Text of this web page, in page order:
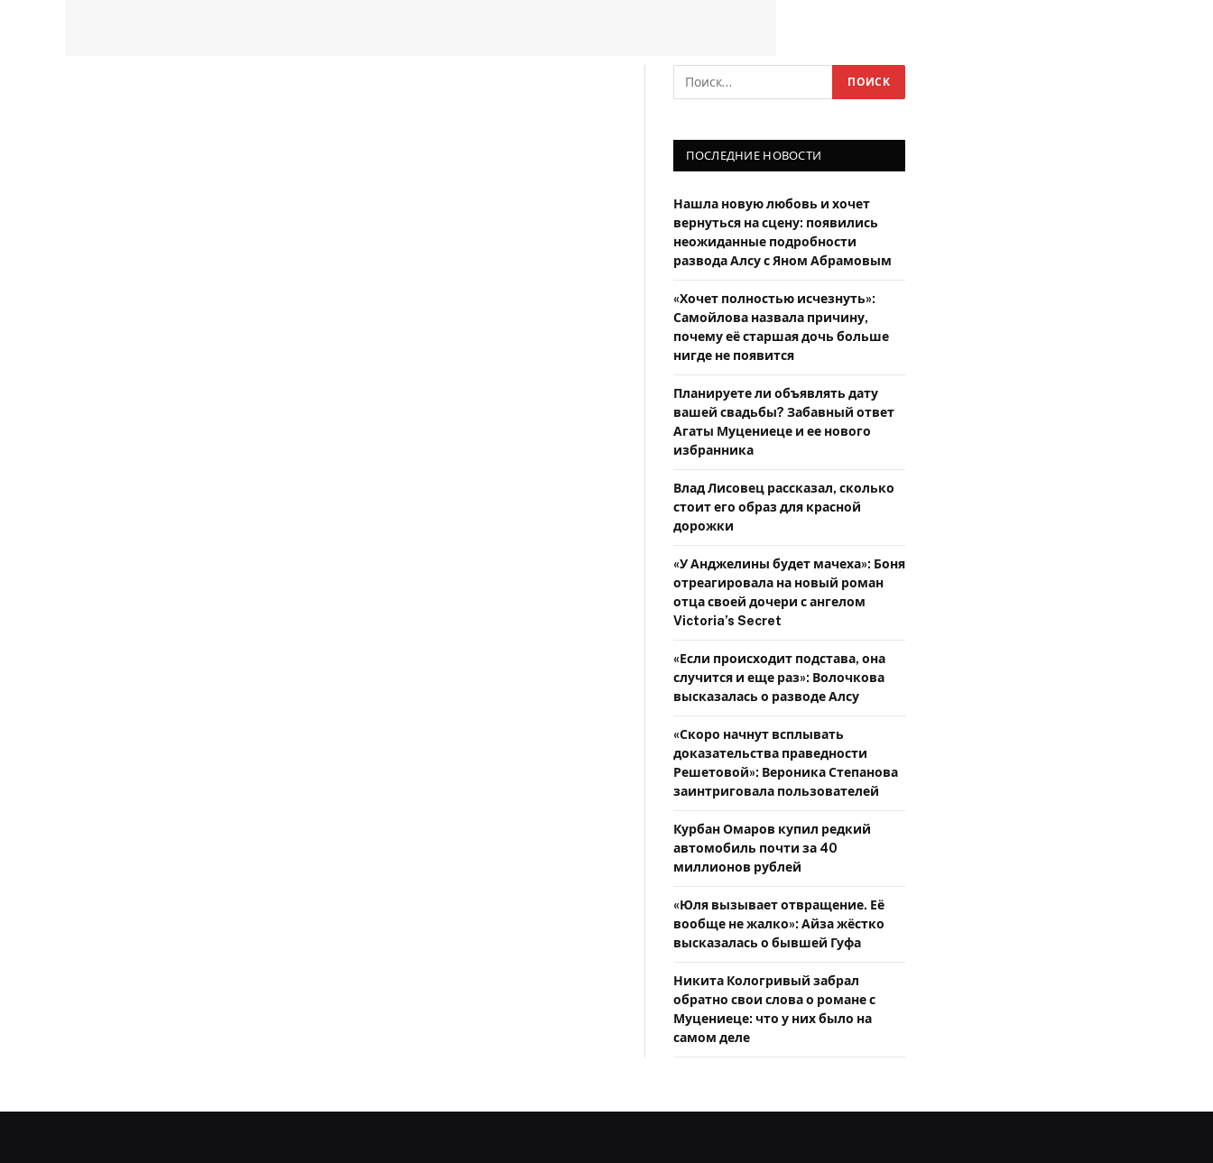
ПОСЛЕДНИЕ НОВОСТИ
Нашла новую любовь и хочет
вернуться на сцену: появились
неожиданные подробности
развода Алсу с Яном Абрамовым
«Хочет полностью исчезнуть»:
Самойлова назвала причину,
почему её старшая дочь больше
нигде не появится
Планируете ли объявлять дату
вашей свадьбы? Забавный ответ
Агаты Муцениеце и ее нового
избранника
Влад Лисовец рассказал, сколько
стоит его образ для красной
дорожки
«У Анджелины будет мачеха»: Боня
отреагировала на новый роман
отца своей дочери с ангелом
Victoria’s Secret
«Если происходит подстава, она
случится и еще раз»: Волочкова
высказалась о разводе Алсу
«Скоро начнут всплывать
доказательства праведности
Решетовой»: Вероника Степанова
заинтриговала пользователей
Курбан Омаров купил редкий
автомобиль почти за 40
миллионов рублей
«Юля вызывает отвращение. Её
вообще не жалко»: Айза жёстко
высказалась о бывшей Гуфа
Никита Кологривый забрал
обратно свои слова о романе с
Муцениеце: что у них было на
самом деле